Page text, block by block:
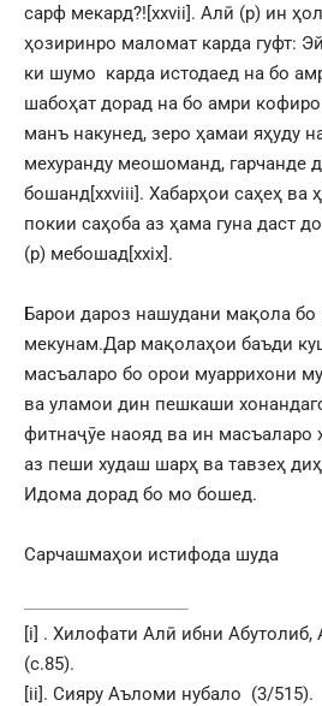
сарф мекард?![xxvii]. Алӣ (р) ин
ҳозиринро маломат карда гуфт:
ки шумо карда истодаед на бо
шабоҳат дорад на бо амри
манъ накунед, зеро ҳамаи яҳуду
мехуранду меошоманд, гарчанде
бошанд[xxviii]. Хабарҳои саҳеҳ ва
покии саҳоба аз ҳама гуна даст
(р) мебошад[xxix].
Барои дароз нашудани мақола
мекунам.Дар мақолаҳои баъди
масъаларо бо орои муаррихони
ва уламои дин пешкаши
фитнаҷӯе наояд ва ин масъаларо
аз пеши худаш шарҳ ва тавзеҳ
Идома дорад бо мо бошед.
Сарчашмаҳои истифода шуда
[i] . Хилофати Алӣ ибни Абутолиб,
(с.85).
[ii]. Сияру Аъломи нубало (3/515).